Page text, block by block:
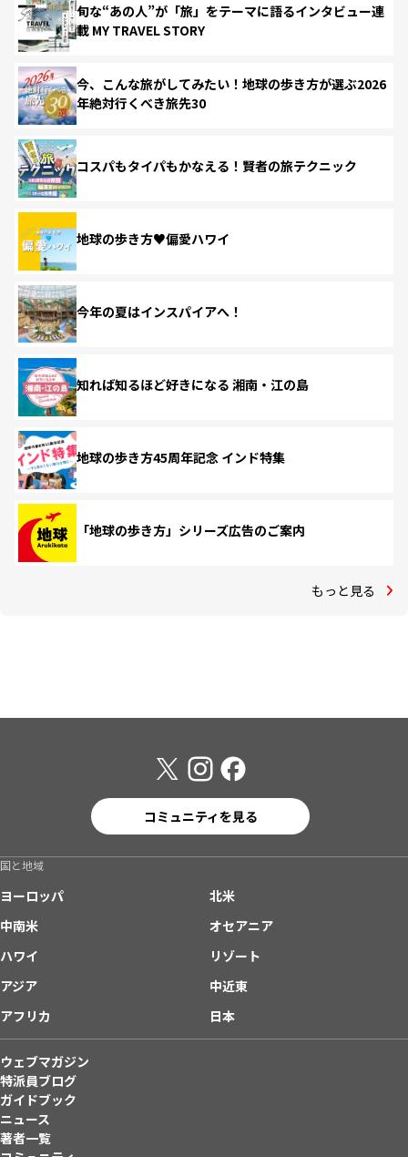
旬な“あの人”が「旅」をテーマに語るインタビュー連
載 MY TRAVEL STORY
今、こんな旅がしてみたい！地球の歩き方が選ぶ2026
年絶対行くべき旅先30
コスパもタイパもかなえる！賢者の旅テクニック
地球の歩き方♥偏愛ハワイ
今年の夏はインスパイアへ！
知れば知るほど好きになる 湘南・江の島
地球の歩き方45周年記念 インド特集
「地球の歩き方」シリーズ広告のご案内
もっと見る
コミュニティを見る
国と地域
ヨーロッパ
北米
中南米
オセアニア
ハワイ
リゾート
アジア
中近東
アフリカ
日本
ウェブマガジン
特派員ブログ
ガイドブック
ニュース
著者一覧